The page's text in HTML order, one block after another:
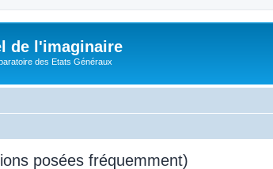
de l'imaginaire
des Etats Généraux
posées fréquemment)